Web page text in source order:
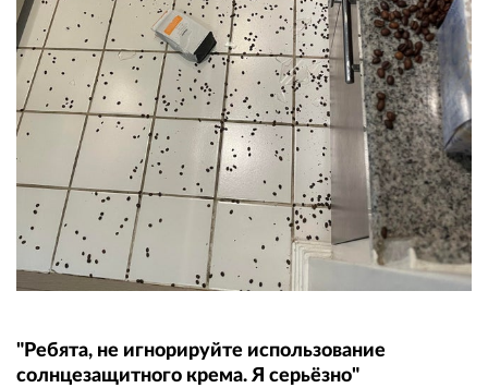
"Ребята, не игнорируйте использование
солнцезащитного крема. Я серьёзно"